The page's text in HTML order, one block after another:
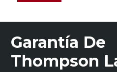
Garantía De
Thompson